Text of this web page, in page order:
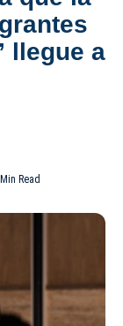
llegue a
Read